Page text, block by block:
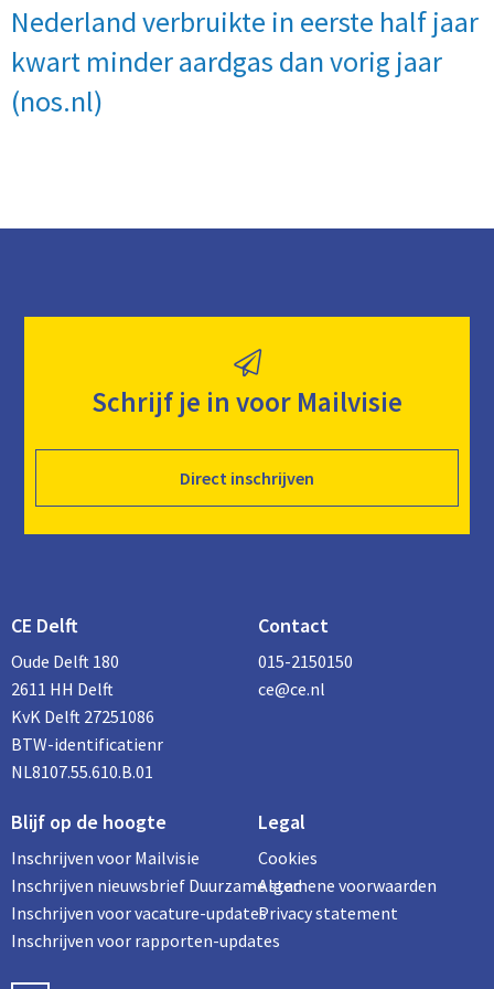
Nederland verbruikte in eerste half jaar
kwart minder aardgas dan vorig jaar
(nos.nl)
Schrijf je in voor Mailvisie
Direct inschrijven
CE Delft
Oude Delft 180
2611 HH Delft
KvK Delft 27251086
BTW-identificatienr
NL8107.55.610.B.01
Contact
015-2150150
ce@ce.nl
Blijf op de hoogte
Inschrijven voor Mailvisie
Inschrijven nieuwsbrief Duurzame stad
Inschrijven voor vacature-updates
Inschrijven voor rapporten-updates
Legal
Cookies
Algemene voorwaarden
Privacy statement